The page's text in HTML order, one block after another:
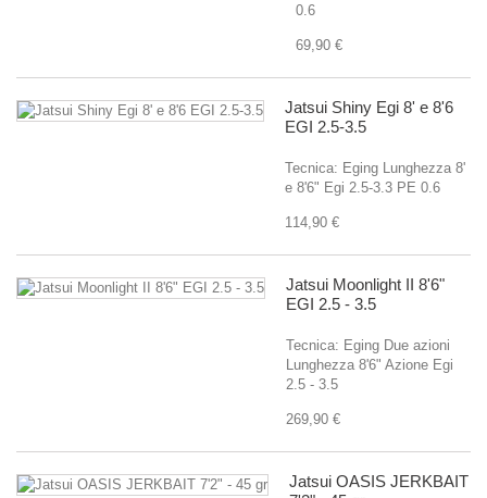
0.6
69,90 €
Jatsui Shiny Egi 8' e 8'6
EGI 2.5-3.5
Tecnica: Eging Lunghezza 8'
e 8'6" Egi 2.5-3.3 PE 0.6
114,90 €
Jatsui Moonlight II 8'6"
EGI 2.5 - 3.5
Tecnica: Eging Due azioni
Lunghezza 8'6" Azione Egi
2.5 - 3.5
269,90 €
Jatsui OASIS JERKBAIT